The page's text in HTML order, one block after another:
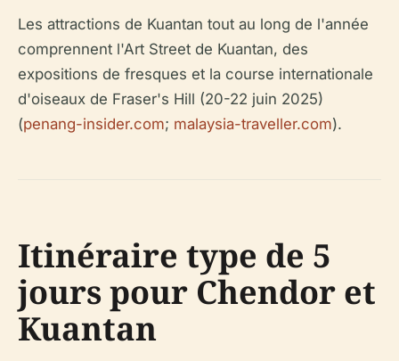
Les attractions de Kuantan tout au long de l'année
comprennent l'Art Street de Kuantan, des
expositions de fresques et la course internationale
d'oiseaux de Fraser's Hill (20-22 juin 2025)
(penang-insider.com; malaysia-traveller.com).
Itinéraire type de 5
jours pour Chendor et
Kuantan